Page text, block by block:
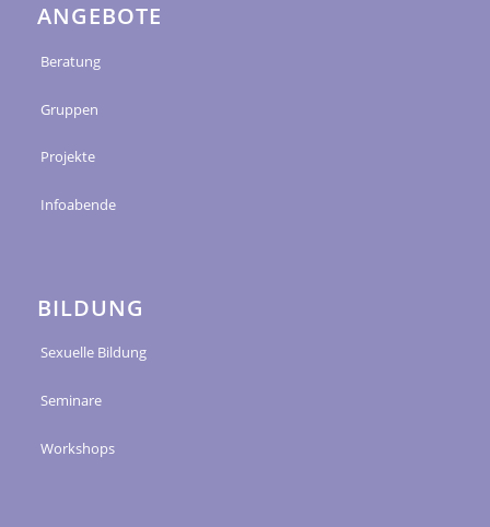
ANGEBOTE
Beratung
Gruppen
Projekte
Infoabende
BILDUNG
Sexuelle Bildung
Seminare
Workshops